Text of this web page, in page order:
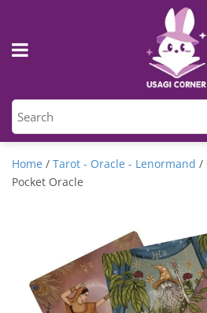
Home / Tarot - Oracle - Lenormand /
Pocket Oracle